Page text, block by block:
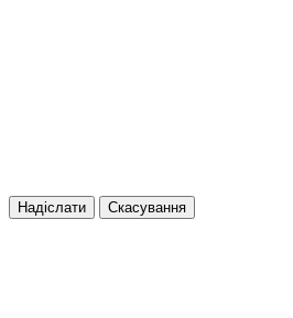
Надіслати Скасування